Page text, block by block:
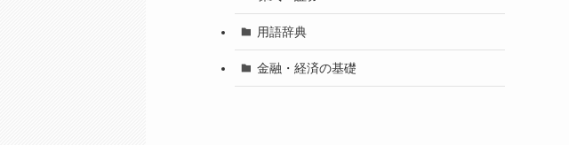
用語辞典
金融・経済の基礎